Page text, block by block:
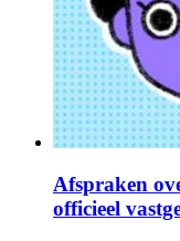
Afspraken
officieel